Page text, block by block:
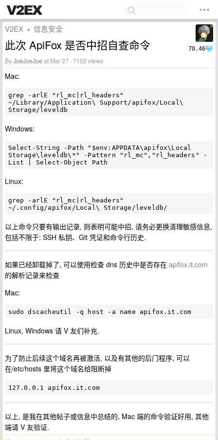
70.46
V2EX › 信息安全
此次 ApiFox 是否中招自查命令
ByJoeJoeJoeat Mar 27 · 7102 views
Mac:
grep -arlE "rl_mc|rl_headers"
~/Library/Application\ Support/apifox/Local\
Windows:
Select-String -Path "$env:APPDATA\apifox\Local
Storage\leveldb\*" -Pattern "rl_mc","rl_headers" -
Linux:
grep -arlE "rl_mc|rl_headers"
以上命令只要有输出记录, 则表明可能中招, 请务必更换清理敏感信息,
包括不限于: SSH 私钥、Git 凭证和命令行历史.
如果已经卸载掉了, 可以使用检查 dns 历史中是否存在 apifox.it.com
的解析记录来检查
Mac:
Linux, Windows 请 V 友们补充.
为了防止后续这个域名再被激活, 以及有其他的后门程序, 可以
在/etc/hosts 里将这个域名给阻断掉
以上, 是我在其他帖子或信息中总结的, Mac 端的命令验证好用, 其他
端请 V 友验证.